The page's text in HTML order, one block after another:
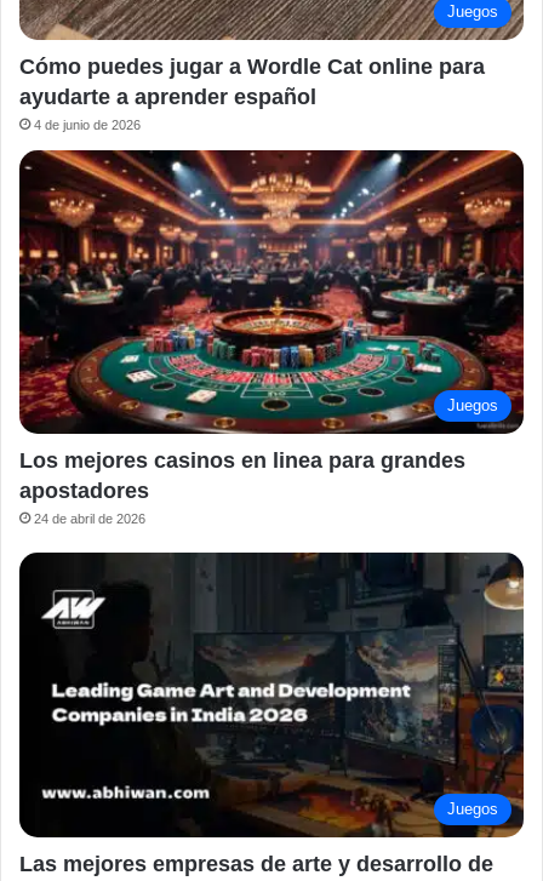
Juegos
Cómo puedes jugar a Wordle Cat online para
ayudarte a aprender español
4 de junio de 2026
Juegos
Los mejores casinos en linea para grandes
apostadores
24 de abril de 2026
Juegos
Las mejores empresas de arte y desarrollo de